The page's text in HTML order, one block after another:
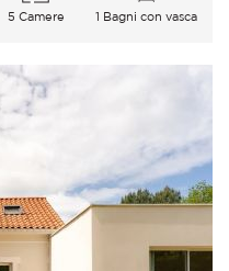
5 Camere 1 Bagni con vasca